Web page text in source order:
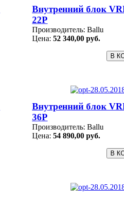
Внутренний блок
22P
Производитель: Ballu
Цена: 52 340,00 руб.
Внутренний блок
36P
Производитель: Ballu
Цена: 54 890,00 руб.